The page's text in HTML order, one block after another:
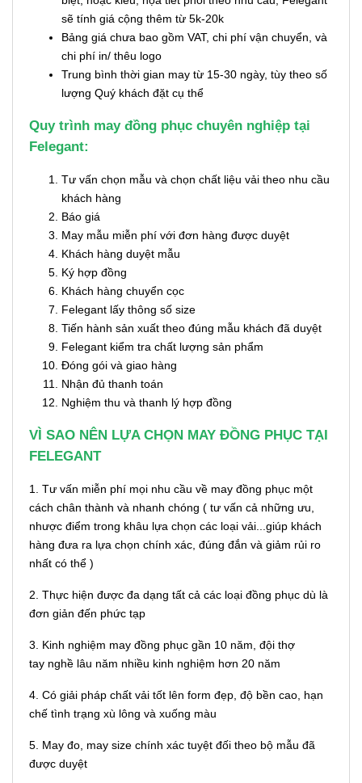
sẽ tính giá cộng thêm từ 5k-20k
Bảng giá chưa bao gồm VAT, chi phí vận chuyển, và
chi phí in/ thêu logo
Trung bình thời gian may từ 15-30 ngày, tùy theo số
lượng Quý khách đặt cụ thể
Quy trình may đồng phục chuyên nghiệp tại
Felegant:
Tư vấn chọn mẫu và chọn chất liệu vải theo nhu cầu
khách hàng
Báo giá
May mẫu miễn phí với đơn hàng được duyệt
Khách hàng duyệt mẫu
Ký hợp đồng
Khách hàng chuyển cọc
Felegant lấy thông số size
Tiến hành sản xuất theo đúng mẫu khách đã duyệt
Felegant kiểm tra chất lượng sản phẩm
Đóng gói và giao hàng
Nhận đủ thanh toán
Nghiệm thu và thanh lý hợp đồng
VÌ SAO NÊN LỰA CHỌN MAY ĐỒNG PHỤC TẠI
FELEGANT
1. Tư vấn miễn phí mọi nhu cầu về may đồng phục một
cách chân thành và nhanh chóng ( tư vấn cả những ưu,
nhược điểm trong khâu lựa chọn các loại vải...giúp khách
hàng đưa ra lựa chọn chính xác, đúng đắn và giảm rủi ro
nhất có thể )
2. Thực hiện được đa dạng tất cả các loại đồng phục dù là
đơn giản đến phức tạp
3. Kinh nghiệm may đồng phục gần 10 năm, đội thợ
tay nghề lâu năm nhiều kinh nghiệm hơn 20 năm
4. Có giải pháp chất vải tốt lên form đẹp, độ bền cao, hạn
chế tình trạng xù lông và xuống màu
5. May đo, may size chính xác tuyệt đối theo bộ mẫu đã
được duyệt